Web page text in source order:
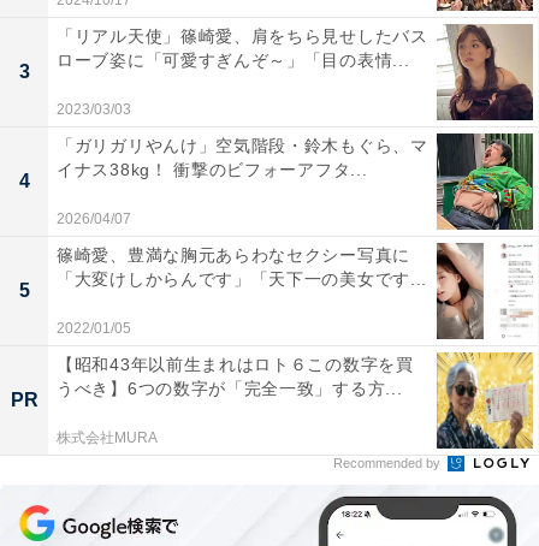
3
「リアル天使」篠崎愛、肩をちら見せしたバス
ローブ姿に「可愛すぎんぞ～」「目の表情...
2023/03/03
4
「ガリガリやんけ」空気階段・鈴木もぐら、マ
イナス38kg！ 衝撃のビフォーアフタ...
2026/04/07
5
篠崎愛、豊満な胸元あらわなセクシー写真に
「大変けしからんです」「天下一の美女です...
2022/01/05
PR
【昭和43年以前生まれはロト６この数字を買
うべき】6つの数字が「完全一致」する方...
株式会社MURA
Recommended by